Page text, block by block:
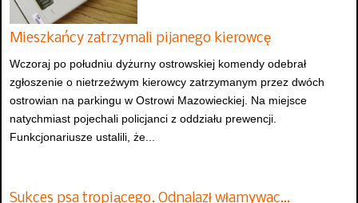
Mieszkańcy zatrzymali pijanego kierowcę
Wczoraj po południu dyżurny ostrowskiej komendy odebrał
zgłoszenie o nietrzeźwym kierowcy zatrzymanym przez dwóch
ostrowian na parkingu w Ostrowi Mazowieckiej. Na miejsce
natychmiast pojechali policjanci z oddziału prewencji.
Funkcjonariusze ustalili, że...
Sukces psa tropiącego. Odnalazł włamywac…